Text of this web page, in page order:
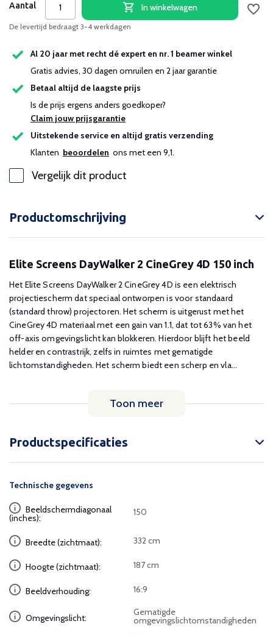
Aantal In winkelwagen
De levertijd bedraagt 3-4 werkdagen
Al 20 jaar met recht dé expert en nr. 1 beamer winkel
Gratis advies, 30 dagen omruilen en 2 jaar garantie
Betaal altijd de laagste prijs
Is de prijs ergens anders goedkoper?
Claim jouw prijsgarantie
Uitstekende service en altijd gratis verzending
Klanten beoordelen ons met een 9,1.
Vergelijk dit product
Productomschrijving
Elite Screens DayWalker 2 CineGrey 4D 150 inch
Het Elite Screens DayWalker 2 CineGrey 4D is een elektrisch
projectiescherm dat speciaal ontworpen is voor standaard
(standard throw) projectoren. Het scherm is uitgerust met het
CineGrey 4D materiaal met een gain van 1.1, dat tot 63% van het
off-axis omgevingslicht kan blokkeren. Hierdoor blijft het beeld
helder en contrastrijk, zelfs in ruimtes met gematigde
lichtomstandigheden. Het scherm biedt een scherp en vla...
Toon meer
Productspecificaties
Technische gegevens
Beeldschermdiagonaal
(inches):
150
Breedte (zichtmaat): 332 cm
Hoogte (zichtmaat): 187 cm
Beeldverhouding: 16:9
Omgevingslicht:
Gematigde
omgevingslichtomstandigheden